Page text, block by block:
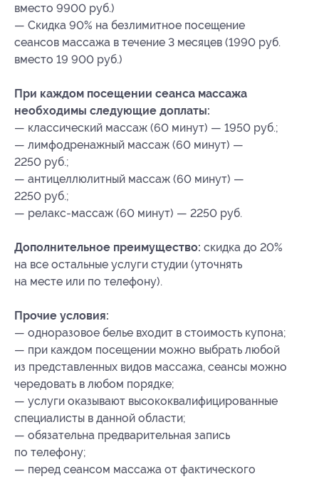
вместо 9900 руб.)
— Скидка 90% на безлимитное посещение
сеансов массажа в течение 3 месяцев (1990 руб.
вместо 19 900 руб.)
При каждом посещении сеанса массажа
необходимы следующие доплаты:
— классический массаж (60 минут) — 1950 руб.;
— лимфодренажный массаж (60 минут) —
2250 руб.;
— антицеллюлитный массаж (60 минут) —
2250 руб.;
— релакс-массаж (60 минут) — 2250 руб.
Дополнительное преимущество: скидка до 20%
на все остальные услуги студии (уточнять
на месте или по телефону).
Прочие условия:
— одноразовое белье входит в стоимость купона;
— при каждом посещении можно выбрать любой
из представленных видов массажа, сеансы можно
чередовать в любом порядке;
— услуги оказывают высококвалифицированные
специалисты в данной области;
— обязательна предварительная запись
по телефону;
— перед сеансом массажа от фактического